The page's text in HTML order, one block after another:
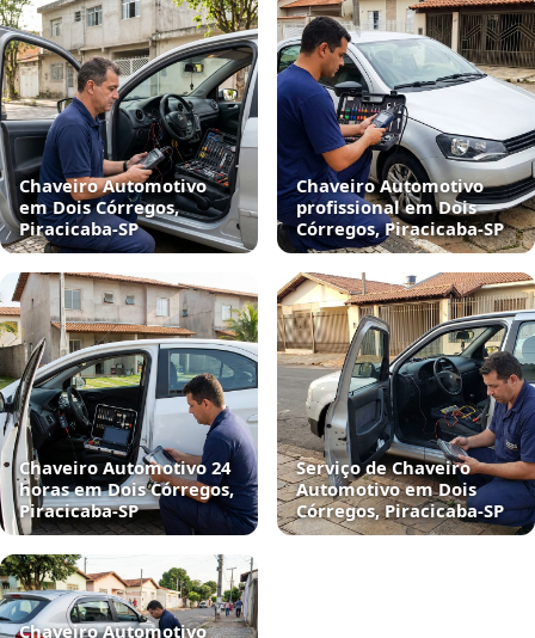
Chaveiro Automotivo
em Dois Córregos,
Piracicaba‑SP
Chaveiro Automotivo
profissional em Dois
Córregos, Piracicaba‑SP
Chaveiro Automotivo 24
horas em Dois Córregos,
Piracicaba‑SP
Serviço de Chaveiro
Automotivo em Dois
Córregos, Piracicaba‑SP
Chaveiro Automotivo